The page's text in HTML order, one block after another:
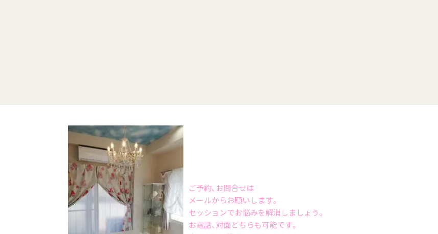
ご予約、お問合せは
メールからお願いします。
セッションでお悩みを解消しましょう。
お電話、対面どちらも可能です。